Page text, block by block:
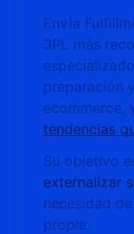
Envia
3PL más
preparación
ecommerce,
tendencias
Su objetivo
externalizar
necesidad
propia.